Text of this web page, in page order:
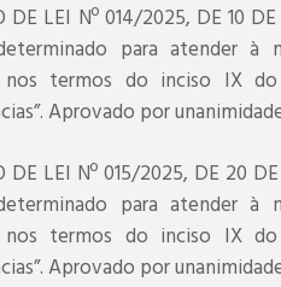
DE LEI Nº 014/2025, DE 10
para atender à
nos termos do inciso IX
Aprovado por
DE LEI Nº 015/2025, DE 20
para atender à
nos termos do inciso IX
Aprovado por